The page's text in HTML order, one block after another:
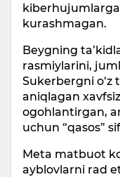
kurashmagan.
Beygning
rasmiylarini,
Sukerbergni o‘z
aniqlagan
ogohlantirgan,
uchun “qasos”
Meta matbuot
ayblovlarni rad